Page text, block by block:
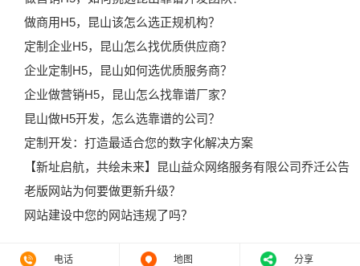
做商用H5，昆山该怎么选正规机构？
定制企业H5，昆山怎么找优质供应商？
企业定制H5，昆山如何选优质服务商？
企业做营销H5，昆山怎么找靠谱厂家？
昆山做H5开发，怎么选靠谱的公司？
定制开发：打造最适合您的数字化解决方案
【新址启航，共绘未来】昆山益众网络服务有限公司乔迁公告
老版网站为何要做更新升级？
网站建设中您的网站违规了吗？
电话 地图 分享